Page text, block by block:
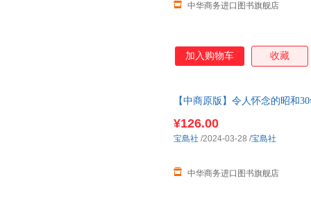
中华商务进口图书旗舰店
加入购物车 收藏
【中商原版】令人怀念的昭和
¥126.00
中华商务进口图书旗舰店
宝島社 /2024-03-28 /宝島社